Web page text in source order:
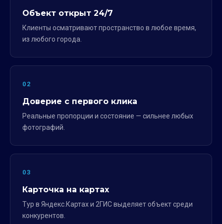
Объект открыт 24/7
Клиенты осматривают пространство в любое время,
из любого города.
02
Доверие с первого клика
Реальные пропорции и состояние — сильнее любых
фотографий.
03
Карточка на картах
Тур в Яндекс.Картах и 2ГИС выделяет объект среди
конкурентов.